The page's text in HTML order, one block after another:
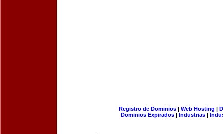
Registro de Dominios| Web Hosting |
Dominios Expirados | Industrias |